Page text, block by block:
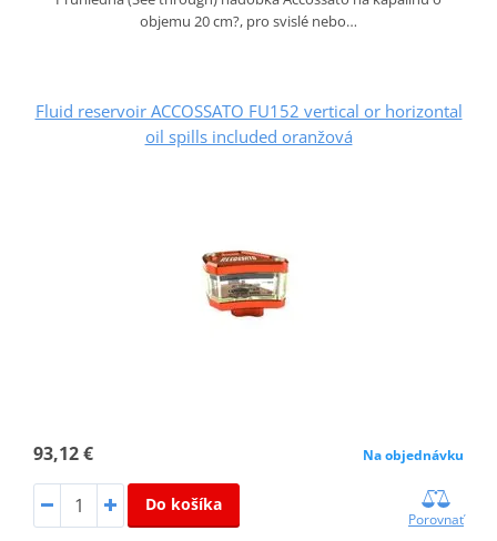
objemu 20 cm?, pro svislé nebo…
Fluid reservoir ACCOSSATO FU152 vertical or horizontal
oil spills included oranžová
93,12 € Na objednávku
Do košíka
Porovnať